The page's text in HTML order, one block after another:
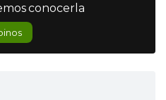
conocerla